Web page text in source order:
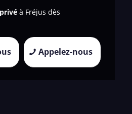
à Fréjus dès
Appelez-nous